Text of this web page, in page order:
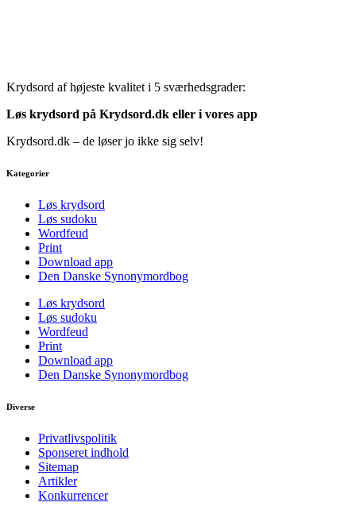
Krydsord af højeste kvalitet i 5 sværhedsgrader:
Løs krydsord på Krydsord.dk eller i vores app
Krydsord.dk – de løser jo ikke sig selv!
Kategorier
Løs krydsord
Løs sudoku
Wordfeud
Print
Download app
Den Danske Synonymordbog
Løs krydsord
Løs sudoku
Wordfeud
Print
Download app
Den Danske Synonymordbog
Diverse
Privatlivspolitik
Sponseret indhold
Sitemap
Artikler
Konkurrencer